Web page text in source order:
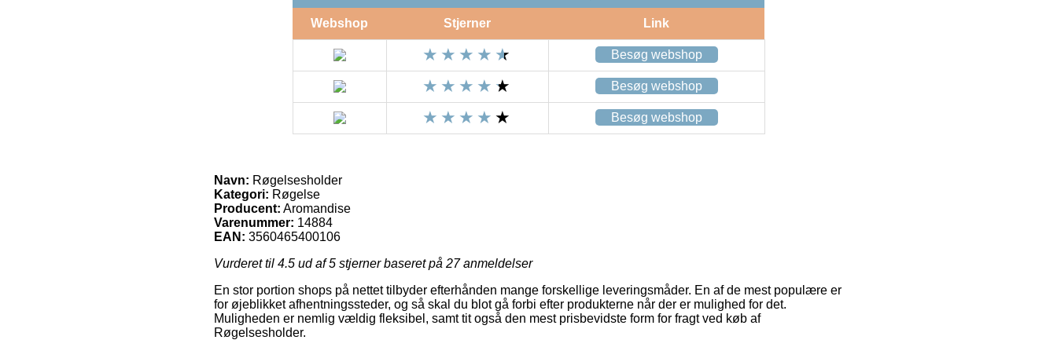
Webshop Stjerner Link
Besøg webshop
Besøg webshop
Besøg webshop
Navn: Røgelsesholder
Kategori: Røgelse
Producent: Aromandise
Varenummer: 14884
EAN: 3560465400106
Vurderet til 4.5 ud af 5 stjerner baseret på 27anmeldelser
En stor portion shops på nettet tilbyder efterhånden mange forskellige leveringsmåder. En af de mest populære er
for øjeblikket afhentningssteder, og så skal du blot gå forbi efter produkterne når der er mulighed for det.
Muligheden er nemlig vældig fleksibel, samt tit også den mest prisbevidste form for fragt ved køb af
Røgelsesholder.